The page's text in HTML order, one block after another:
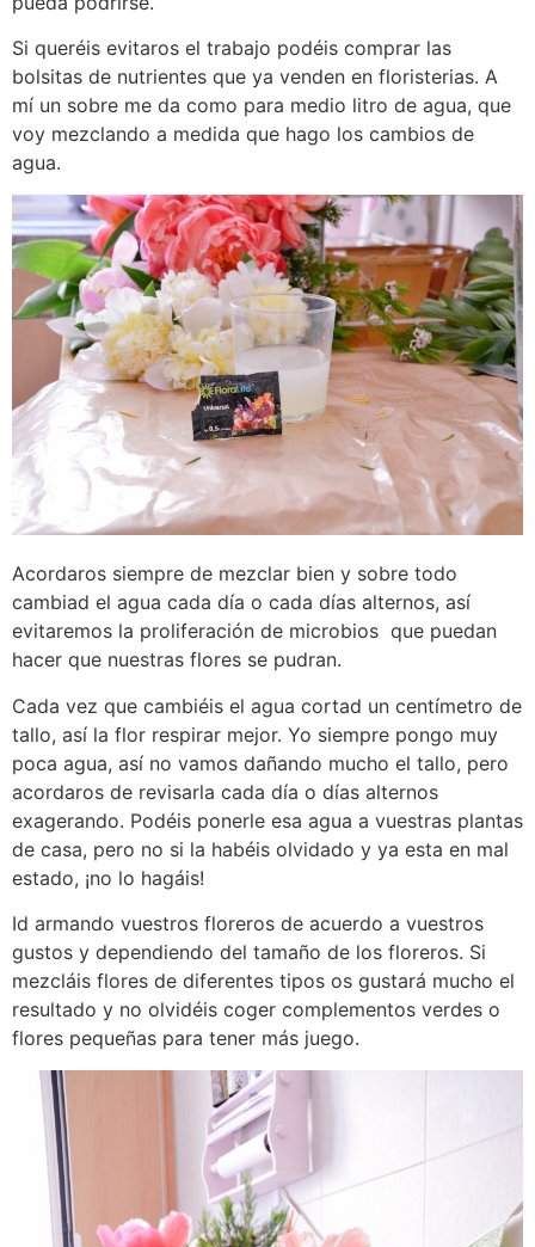
Si queréis evitaros el trabajo podéis comprar las
bolsitas de nutrientes que ya venden en floristerias. A
mí un sobre me da como para medio litro de agua, que
voy mezclando a medida que hago los cambios de
agua.
Acordaros siempre de mezclar bien y sobre todo
cambiad el agua cada día o cada días alternos, así
evitaremos la proliferación de microbios que puedan
hacer que nuestras flores se pudran.
Cada vez que cambiéis el agua cortad un centímetro de
tallo, así la flor respirar mejor. Yo siempre pongo muy
poca agua, así no vamos dañando mucho el tallo, pero
acordaros de revisarla cada día o días alternos
exagerando. Podéis ponerle esa agua a vuestras plantas
de casa, pero no si la habéis olvidado y ya esta en mal
estado, ¡no lo hagáis!
Id armando vuestros floreros de acuerdo a vuestros
gustos y dependiendo del tamaño de los floreros. Si
mezcláis flores de diferentes tipos os gustará mucho el
resultado y no olvidéis coger complementos verdes o
flores pequeñas para tener más juego.